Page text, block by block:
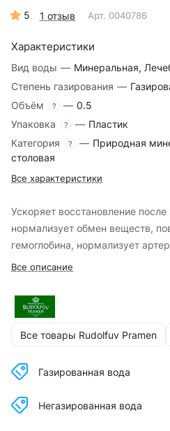
5 1 отзыв Арт. 0040786
Характеристики
Вид воды — Минеральная,
Степень газирования —
Объём
? — 0.5
Упаковка
? — Пластик
Категория
? — Природная
столовая
Все характеристики
Ускоряет восстановление
нормализует обмен веществ,
гемоглобина, нормализует
Все описание
Все товары Rudolfuv Pramen
Газированная вода
Негазированная вода